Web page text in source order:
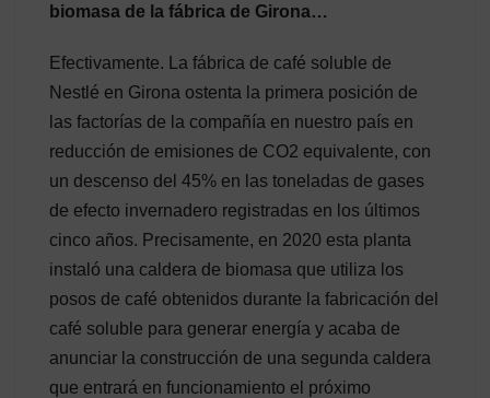
biomasa de la fábrica de Girona…
Efectivamente. La fábrica de café soluble de
Nestlé en Girona ostenta la primera posición de
las factorías de la compañía en nuestro país en
reducción de emisiones de CO2 equivalente, con
un descenso del 45% en las toneladas de gases
de efecto invernadero registradas en los últimos
cinco años. Precisamente, en 2020 esta planta
instaló una caldera de biomasa que utiliza los
posos de café obtenidos durante la fabricación del
café soluble para generar energía y acaba de
anunciar la construcción de una segunda caldera
que entrará en funcionamiento el próximo